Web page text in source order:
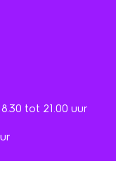
tot 21.00 uur